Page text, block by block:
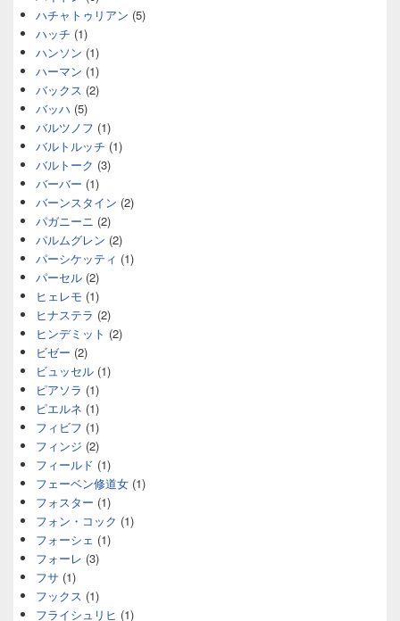
ハチャトゥリアン (5)
ハッチ (1)
ハンソン (1)
ハーマン (1)
バックス (2)
バッハ (5)
バルツノフ (1)
バルトルッチ (1)
バルトーク (3)
バーバー (1)
バーンスタイン (2)
パガニーニ (2)
パルムグレン (2)
パーシケッティ (1)
パーセル (2)
ヒェレモ (1)
ヒナステラ (2)
ヒンデミット (2)
ビゼー (2)
ビュッセル (1)
ピアソラ (1)
ピエルネ (1)
フィビフ (1)
フィンジ (2)
フィールド (1)
フェーベン修道女 (1)
フォスター (1)
フォン・コック (1)
フォーシェ (1)
フォーレ (3)
フサ (1)
フックス (1)
フライシュリヒ (1)